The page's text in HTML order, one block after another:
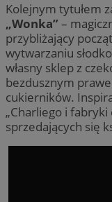
Kolejnym tytułem
„Wonka” –
przybliżający
wytwarzaniu
własny sklep z
bezdusznym
cukierników.
„Charliego i
sprzedających się